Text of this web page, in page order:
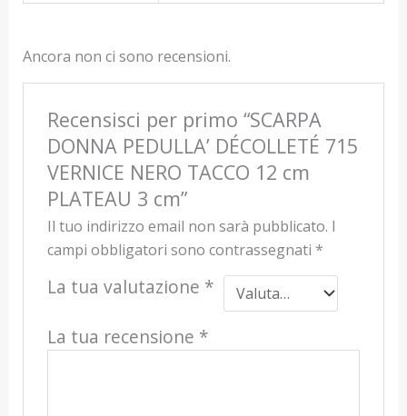
Ancora non ci sono recensioni.
Recensisci per primo “SCARPA
DONNA PEDULLA’ DÉCOLLETÉ 715
VERNICE NERO TACCO 12 cm
PLATEAU 3 cm”
Il tuo indirizzo email non sarà pubblicato. I
campi obbligatori sono contrassegnati *
La tua valutazione *
La tua recensione *